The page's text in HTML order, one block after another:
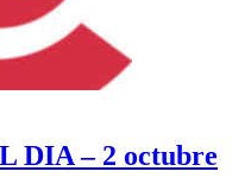
DIA – 2 octubre